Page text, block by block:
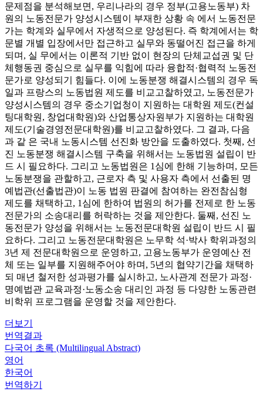
문제점을 분석해보면, 우리나라의 경우 정부(고용노동부) 차
원의 노동전문가 양성시스템이 부재한 상황 속 에서 노동전문
가는 학계와 실무에서 자생적으로 양성된다. 즉 학계에서는 학
문별 개별 입장에서만 접근하고 실무와 동떨어진 접근을 하게
되며, 실 무에서는 이론적 기반 없이 현장의 단체교섭권 및 단
체행동권 중심으로 실무를 익힘에 따라 융합적·협력적 노동전
문가로 양성되기 힘들다. 이에 노동분쟁 해결시스템의 경우 독
일과 프랑스의 노동법원 제도를 비교고찰하였고, 노동전문가
양성시스템의 경우 중소기업청이 지원하는 대학원 제도(컨설
팅대학원, 창업대학원)와 산업통상자원부가 지원하는 대학원
제도(기술경영전문대학원)를 비교고찰하였다. 그 결과, 다음
과 같 은 국내 노동시스템 선진화 방안을 도출하였다. 첫째, 선
진 노동분쟁 해결시스템 구축을 위해서는 노동법원 설립이 반
드 시 필요하다. 그리고 노동법원은 1심에 한해 기능하며, 모든
노동분쟁을 관할하고, 근로자 측 및 사용자 측에서 선출된 명
예법관(선출법관)이 노동 법원 판결에 참여하는 완전참심형
제도를 채택하고, 1심에 한하여 법원의 허가를 전제로 한 노동
전문가의 소송대리를 허락하는 것을 제안한다. 둘째, 선진 노
동전문가 양성을 위해서는 노동전문대학원 설립이 반드 시 필
요하다. 그리고 노동전문대학원은 노무학 석·박사 학위과정의
3년 제 전문대학원으로 운영하고, 고용노동부가 운영예산 전
체 또는 일부를 지원해주어야 하며, 5년의 협약기간을 채택하
되 매년 철저한 성과평가를 실시하고, 노사관계 전문가 과정·
명예법관 교육과정·노동소송 대리인 과정 등 다양한 노동관련
비학위 프로그램을 운영할 것을 제안한다.
더보기
번역결과
다국어 초록 (Multilingual Abstract)
영어
한국어
번역하기